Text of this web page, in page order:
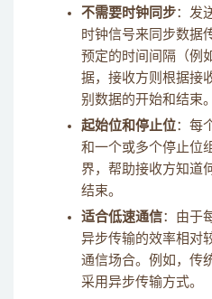
不需要时钟同步：发
时钟信号来同步数据
预定的时间间隔（例
据，接收方则根据接
别数据的开始和结束。
起始位和停止位：每
和一个或多个停止位
界，帮助接收方知道
结束。
适合低速通信：由于
异步传输的效率相对
通信场合。例如，传
采用异步传输方式。